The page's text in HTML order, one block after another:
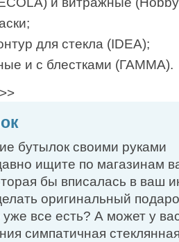
для стекла (IDEA);
и с блестками (ГАММА).
бутылок своими руками
ищите по магазинам
бы вписалась в ваш
оригинальный
уже все есть? А может у
симпатичная